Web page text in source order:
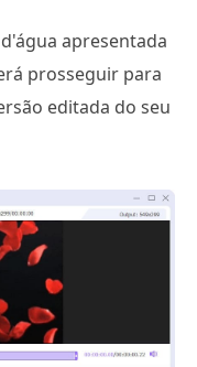
apresentada
prosseguir para
editada do seu